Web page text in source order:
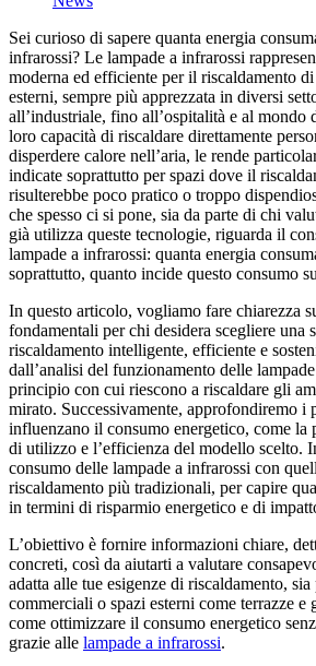
Sei curioso di sapere quanta energia
infrarossi? Le lampade a infrarossi
moderna ed efficiente per il riscaldamento
esterni, sempre più apprezzata in diversi
all’industriale, fino all’ospitalità e al mondo
loro capacità di riscaldare direttamente
disperdere calore nell’aria, le rende
indicate soprattutto per spazi dove il
risulterebbe poco pratico o troppo
che spesso ci si pone, sia da parte di chi
già utilizza queste tecnologie, riguarda il
lampade a infrarossi: quanta energia
soprattutto, quanto incide questo consumo
In questo articolo, vogliamo fare chiarezza
fondamentali per chi desidera scegliere una
riscaldamento intelligente, efficiente e
dall’analisi del funzionamento delle
principio con cui riescono a riscaldare gli
mirato. Successivamente, approfondiremo i
influenzano il consumo energetico, come la
di utilizzo e l’efficienza del modello scelto.
consumo delle lampade a infrarossi con
riscaldamento più tradizionali, per capire
in termini di risparmio energetico e di
L’obiettivo è fornire informazioni chiare,
concreti, così da aiutarti a valutare
adatta alle tue esigenze di riscaldamento,
commerciali o spazi esterni come terrazze
come ottimizzare il consumo energetico
grazie alle lampade a infrarossi.